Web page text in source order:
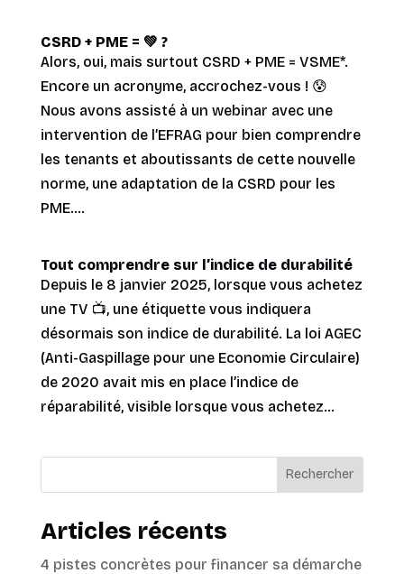
CSRD + PME = 💚 ?
Alors, oui, mais surtout CSRD + PME = VSME*.
Encore un acronyme, accrochez-vous ! 😰
Nous avons assisté à un webinar avec une
intervention de l’EFRAG pour bien comprendre
les tenants et aboutissants de cette nouvelle
norme, une adaptation de la CSRD pour les
PME....
Tout comprendre sur l’indice de durabilité
Depuis le 8 janvier 2025, lorsque vous achetez
une TV 📺, une étiquette vous indiquera
désormais son indice de durabilité. La loi AGEC
(Anti-Gaspillage pour une Economie Circulaire)
de 2020 avait mis en place l’indice de
réparabilité, visible lorsque vous achetez...
Rechercher
Articles récents
4 pistes concrètes pour financer sa démarche